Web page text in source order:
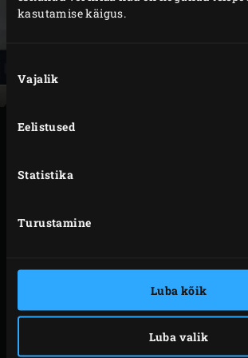
kasutamise käigus.
valik
Vajalik
Eelistused
Statistika
Turustamine
Luba kõik
Luba valik
Süüta Big Green Eggis
.
temperatuurini 220 °C.
malmist pott, kaas peal. Küpseta
Võta potil kaas pealt ära ja
kuni leib on läbi küpsenud ja pealt